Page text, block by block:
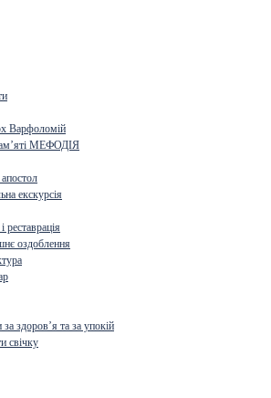
Варфоломій
МЕФОДІЯ
екскурсія
реставрація
оздоблення
за здоров’я та за упокій
свічку